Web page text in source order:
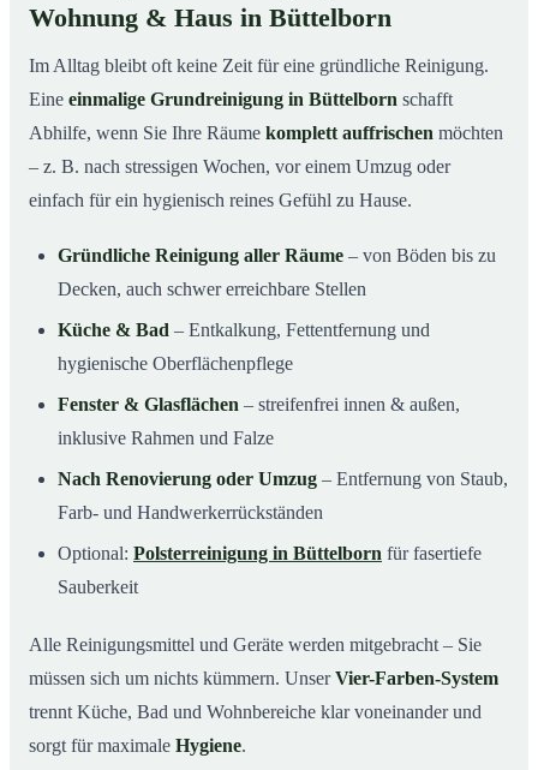
Wohnung & Haus in Büttelborn
Im Alltag bleibt oft keine Zeit für eine gründliche Reinigung.
Eine einmalige Grundreinigung in Büttelborn schafft
Abhilfe, wenn Sie Ihre Räume komplett auffrischen möchten
– z. B. nach stressigen Wochen, vor einem Umzug oder
einfach für ein hygienisch reines Gefühl zu Hause.
Gründliche Reinigung aller Räume – von Böden bis zu
Decken, auch schwer erreichbare Stellen
Küche & Bad – Entkalkung, Fettentfernung und
hygienische Oberflächenpflege
Fenster & Glasflächen – streifenfrei innen & außen,
inklusive Rahmen und Falze
Nach Renovierung oder Umzug – Entfernung von Staub,
Farb- und Handwerkerrückständen
Optional: Polsterreinigung in Büttelborn für fasertiefe
Sauberkeit
Alle Reinigungsmittel und Geräte werden mitgebracht – Sie
müssen sich um nichts kümmern. UnserVier-Farben-System
trennt Küche, Bad und Wohnbereiche klar voneinander und
sorgt für maximale Hygiene.